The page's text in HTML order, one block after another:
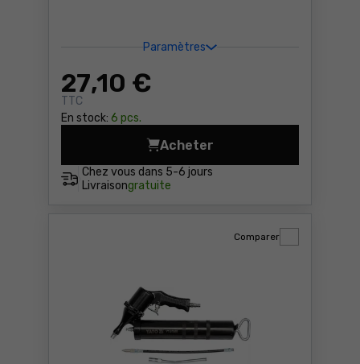
Paramètres
27,10 €
TTC
En stock: 6 pcs.
Chez vous dans 5-6 jours
Livraisongratuite
Acheter
Pompe à graisse Yato YT-
Comparer